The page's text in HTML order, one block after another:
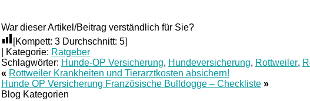
War dieser Artikel/Beitrag verständlich für Sie?
[Kompett: 3 Durchschnitt: 5]
Kategorie: Ratgeber
Schlagwörter: Hunde-OP Versicherung, Hundeversicherung, Rottweiler,
« Rottweiler Krankheiten und Tierarztkosten absichern!
Hunde OP Versicherung Französische Bulldogge – Checkliste »
Blog Kategorien